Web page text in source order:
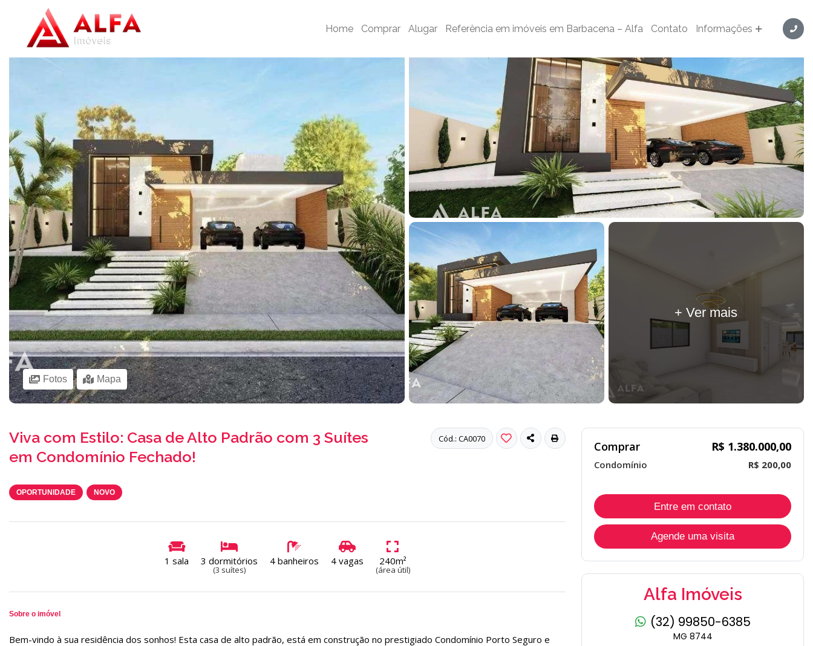
Home Comprar Alugar Referência em imóveis em Barbacena – Alfa Contato Informações
Imóveis à venda Casa de condomínio
Fotos Mapa
+ Ver mais
Cód.: CA0070
Viva com Estilo: Casa de Alto Padrão com 3 Suítes
em Condomínio Fechado!
OPORTUNIDADE NOVO
1 sala 3 dormitórios
(3 suítes)
4 banheiros 4 vagas 240m²
(área útil)
Sobre o imóvel
Bem-vindo à sua residência dos sonhos! Esta casa de alto padrão, está em construção no prestigiado Condomínio Porto Seguro e
Comprar R$ 1.380.000,00
Condomínio R$ 200,00
Entre em contato
Agende uma visita
Alfa Imóveis
(32) 99850-6385
MG 8744